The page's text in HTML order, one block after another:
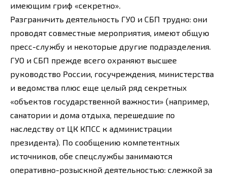
имеющим гриф «секретно».
Разграничить деятельность ГУО и СБП трудно: они
проводят совместные мероприятия, имеют общую
пресс-службу и некоторые другие подразделения.
ГУО и СБП прежде всего охраняют высшее
руководство России, госучреждения, министерства
и ведомства плюс еще целый ряд секретных
«объектов государственной важности» (например,
санатории и дома отдыха, перешедшие по
наследству от ЦК КПСС к администрации
президента). По сообщению компетентных
источников, обе спецслужбы занимаются
оперативно-розыскной деятельностью: слежкой за